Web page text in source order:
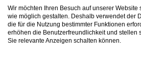
Wir möchten Ihren Besuch auf unserer Website
wie möglich gestalten. Deshalb verwendet der
die für die Nutzung bestimmter Funktionen
erhöhen die Benutzerfreundlichkeit und stellen
Sie relevante Anzeigen schalten können.